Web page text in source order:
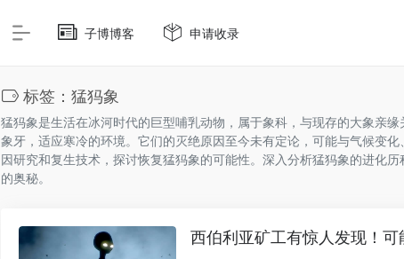
子博博客 申请收录
标签：猛犸象
猛犸象是生活在冰河时代的巨型哺乳动物，属于象科，与现存的大象亲
象牙，适应寒冷的环境。它们的灭绝原因至今未有定论，可能与气候变
因研究和复生技术，探讨恢复猛犸象的可能性。深入分析猛犸象的进化
的奥秘。
西伯利亚矿工有惊人发现！可